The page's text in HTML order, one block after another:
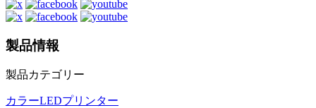
製品情報
製品カテゴリー
カラーLEDプリンター